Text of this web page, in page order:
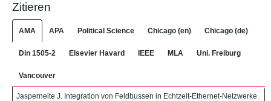
Zitieren
AMA APA Political Science Chicago (en) Chicago (de)
Din 1505-2 Elsevier Havard IEEE MLA Uni. Freiburg
Vancouver
Jasperneite J. Integration von Feldbussen in Echtzeit-Ethernet-Netzwerke.